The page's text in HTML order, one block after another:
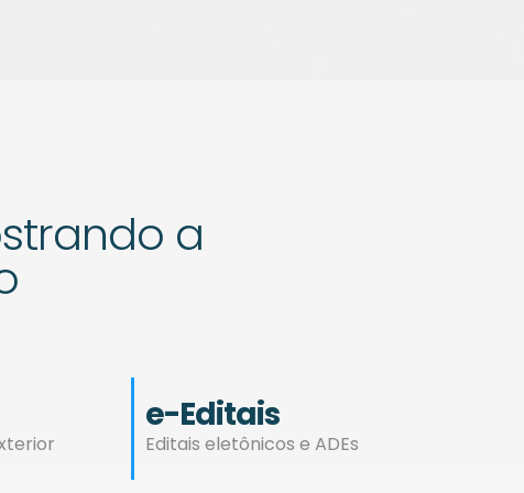
a
e-Editais
Editais eletônicos e ADEs